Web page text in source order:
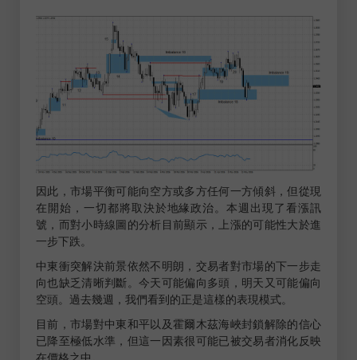
因此，市場平衡可能向空方或多方任何一方傾斜，但從現
在開始，一切都將取決於地緣政治。本週出現了看漲訊
號，而對小時線圖的分析目前顯示，上漲的可能性大於進
一步下跌。
中東衝突解決前景依然不明朗，交易者對市場的下一步走
向也缺乏清晰判斷。今天可能偏向多頭，明天又可能偏向
空頭。過去幾週，我們看到的正是這樣的表現模式。
目前，市場對中東和平以及霍爾木茲海峽封鎖解除的信心
已降至極低水準，但這一因素很可能已被交易者消化反映
在價格之中。